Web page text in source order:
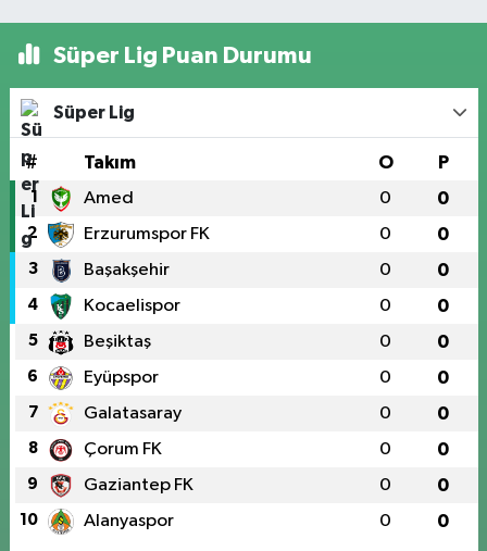
Süper Lig Puan Durumu
Süper Lig
# Takım O P
1 Amed 0 0
2 Erzurumspor FK 0 0
3 Başakşehir 0 0
4 Kocaelispor 0 0
5 Beşiktaş 0 0
6 Eyüpspor 0 0
7 Galatasaray 0 0
8 Çorum FK 0 0
9 Gaziantep FK 0 0
10 Alanyaspor 0 0